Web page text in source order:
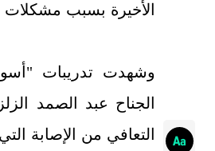
الأخيرة بسبب مشكلات
وشهدت تدريبات
الجناح عبد الصمد
التعافي من الإصابة